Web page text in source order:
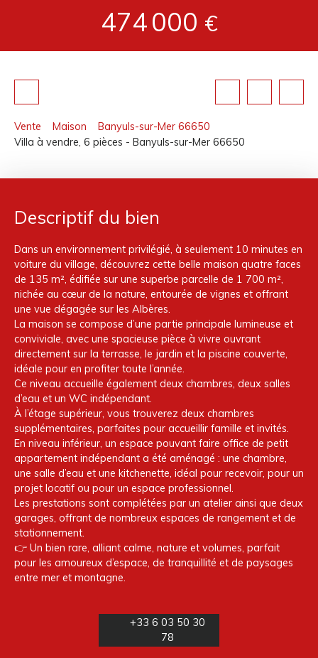
474 000 €
Vente Maison
Banyuls-sur-Mer 66650
Villa à vendre, 6 pièces - Banyuls-sur-Mer 66650
Descriptif du bien
Dans un environnement privilégié, à seulement 10 minutes en
voiture du village, découvrez cette belle maison quatre faces
de 135 m², édifiée sur une superbe parcelle de 1 700 m²,
nichée au cœur de la nature, entourée de vignes et offrant
une vue dégagée sur les Albères.
La maison se compose d’une partie principale lumineuse et
conviviale, avec une spacieuse pièce à vivre ouvrant
directement sur la terrasse, le jardin et la piscine couverte,
idéale pour en profiter toute l’année.
Ce niveau accueille également deux chambres, deux salles
d’eau et un WC indépendant.
À l’étage supérieur, vous trouverez deux chambres
supplémentaires, parfaites pour accueillir famille et invités.
En niveau inférieur, un espace pouvant faire office de petit
appartement indépendant a été aménagé : une chambre,
une salle d’eau et une kitchenette, idéal pour recevoir, pour un
projet locatif ou pour un espace professionnel.
Les prestations sont complétées par un atelier ainsi que deux
garages, offrant de nombreux espaces de rangement et de
stationnement.
👉 Un bien rare, alliant calme, nature et volumes, parfait
pour les amoureux d’espace, de tranquillité et de paysages
entre mer et montagne.
+33 6 03 50 30
78